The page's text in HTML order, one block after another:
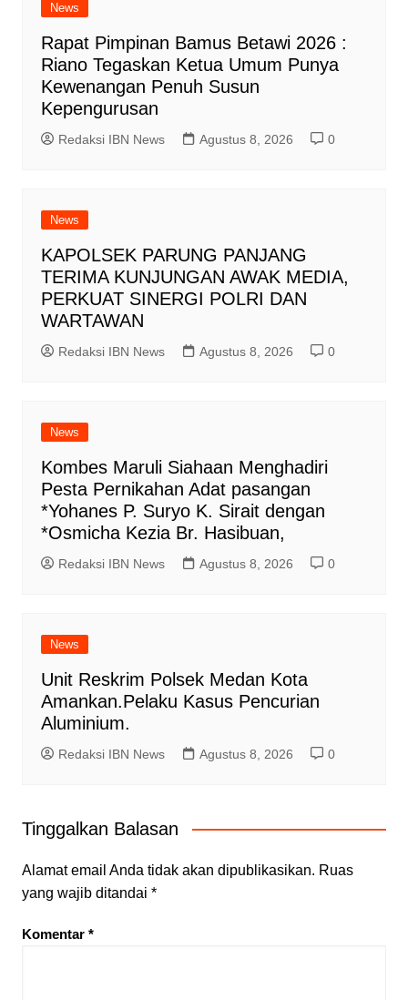
News
Rapat Pimpinan Bamus Betawi 2026 :
Riano Tegaskan Ketua Umum Punya
Kewenangan Penuh Susun
Kepengurusan
Redaksi IBN News Agustus 8, 2026 0
News
KAPOLSEK PARUNG PANJANG
TERIMA KUNJUNGAN AWAK MEDIA,
PERKUAT SINERGI POLRI DAN
WARTAWAN
Redaksi IBN News Agustus 8, 2026 0
News
Kombes Maruli Siahaan Menghadiri
Pesta Pernikahan Adat pasangan
*Yohanes P. Suryo K. Sirait dengan
*Osmicha Kezia Br. Hasibuan,
Redaksi IBN News Agustus 8, 2026 0
News
Unit Reskrim Polsek Medan Kota
Amankan.Pelaku Kasus Pencurian
Aluminium.
Redaksi IBN News Agustus 8, 2026 0
Tinggalkan Balasan
Alamat email Anda tidak akan dipublikasikan. Ruas
yang wajib ditandai *
Komentar *